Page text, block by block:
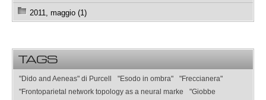
2011, maggio (1)
TAGS
"Dido and Aeneas" di Purcell "Esodo in ombra"
"Freccianera"
"Frontoparietal network topology as a neural marke
"Giobbe